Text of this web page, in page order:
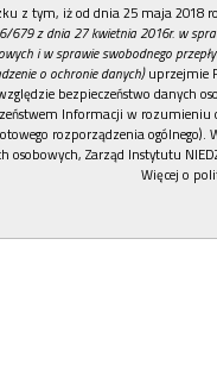
z tym, iż od dnia 25 maja 2018
679 z dnia 27 kwietnia 2016r. w
i w sprawie swobodnego
o ochronie danych)uprzejmie
bezpieczeństwo danych
Informacji w rozumieniu
rozporządzenia ogólnego).
osobowych, Zarząd Instytutu
Więcej o